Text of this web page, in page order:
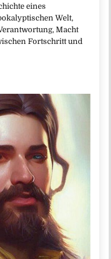
eines
Welt,
Macht
Fortschritt und